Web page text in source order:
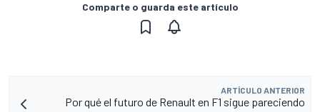
Comparte o guarda este artículo
ARTÍCULO ANTERIOR
Por qué el futuro de Renault en F1 sigue pareciendo